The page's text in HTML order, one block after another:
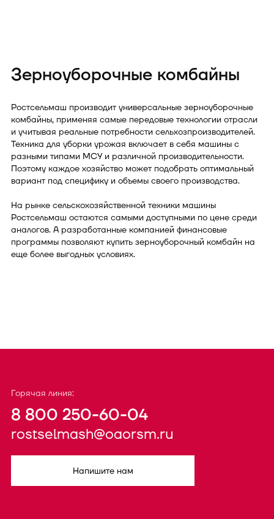
Зерноуборочные комбайны
Ростсельмаш производит универсальные зерноуборочные
комбайны, применяя самые передовые технологии отрасли
и учитывая реальные потребности сельхозпроизводителей.
Техника для уборки урожая включает в себя машины с
разными типами МСУ и различной производительности.
Поэтому каждое хозяйство может подобрать оптимальный
вариант под специфику и объемы своего производства.
На рынке сельскохозяйственной техники машины
Ростсельмаш остаются самыми доступными по цене среди
аналогов. А разработанные компанией финансовые
программы позволяют купить зерноуборочный комбайн на
еще более выгодных условиях.
Горячая линия:
8 800 250-60-04
rostselmash@oaorsm.ru
Напишите нам